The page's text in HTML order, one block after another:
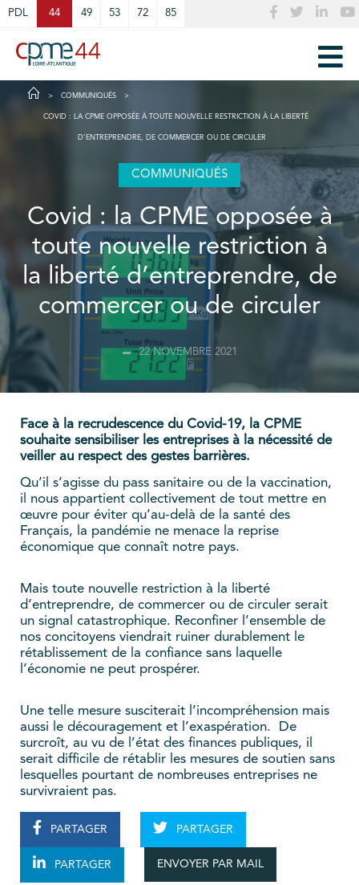
PDL 44 49 53 72 85
COMMUNIQUÉS
COVID : LA CPME OPPOSÉE À TOUTE NOUVELLE RESTRICTION À LA LIBERTÉ
D’ENTREPRENDRE, DE COMMERCER OU DE CIRCULER
COMMUNIQUÉS
Covid : la CPME opposée à
toute nouvelle restriction à
la liberté d’entreprendre, de
commercer ou de circuler
22 NOVEMBRE 2021
Face à la recrudescence du Covid-19, la CPME
souhaite sensibiliser les entreprises à la nécessité de
veiller au respect des gestes barrières.
Qu’il s’agisse du pass sanitaire ou de la vaccination,
il nous appartient collectivement de tout mettre en
œuvre pour éviter qu’au-delà de la santé des
Français, la pandémie ne menace la reprise
économique que connaît notre pays.
Mais toute nouvelle restriction à la liberté
d’entreprendre, de commercer ou de circuler serait
un signal catastrophique. Reconfiner l’ensemble de
nos concitoyens viendrait ruiner durablement le
rétablissement de la confiance sans laquelle
l’économie ne peut prospérer.
Une telle mesure susciterait l’incompréhension mais
aussi le découragement et l’exaspération. De
surcroît, au vu de l’état des finances publiques, il
serait difficile de rétablir les mesures de soutien sans
lesquelles pourtant de nombreuses entreprises ne
survivraient pas.
PARTAGER PARTAGER
PARTAGER ENVOYER PAR MAIL
Cookies management panel